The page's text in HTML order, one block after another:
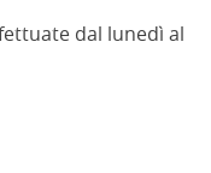
dal lunedì al